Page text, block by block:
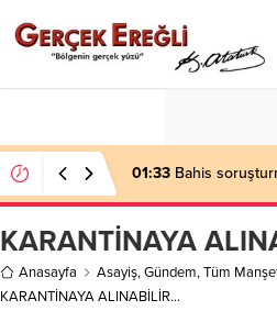
01:33 Bahis
KARANTİNAYA
Anasayfa Asayiş,Gündem,Tüm
KARANTİNAYA ALINABİLİR…